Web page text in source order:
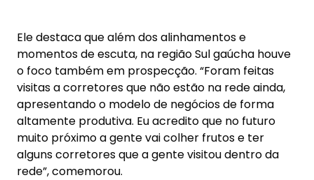
Ele destaca que além dos alinhamentos e
momentos de escuta, na região Sul gaúcha houve
o foco também em prospecção. “Foram feitas
visitas a corretores que não estão na rede ainda,
apresentando o modelo de negócios de forma
altamente produtiva. Eu acredito que no futuro
muito próximo a gente vai colher frutos e ter
alguns corretores que a gente visitou dentro da
rede”, comemorou.